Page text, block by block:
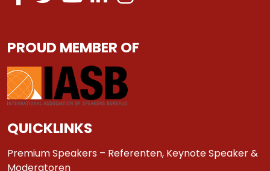
PROUD MEMBER OF
QUICKLINKS
Premium Speakers – Referenten, Keynote Speaker &
Moderatoren